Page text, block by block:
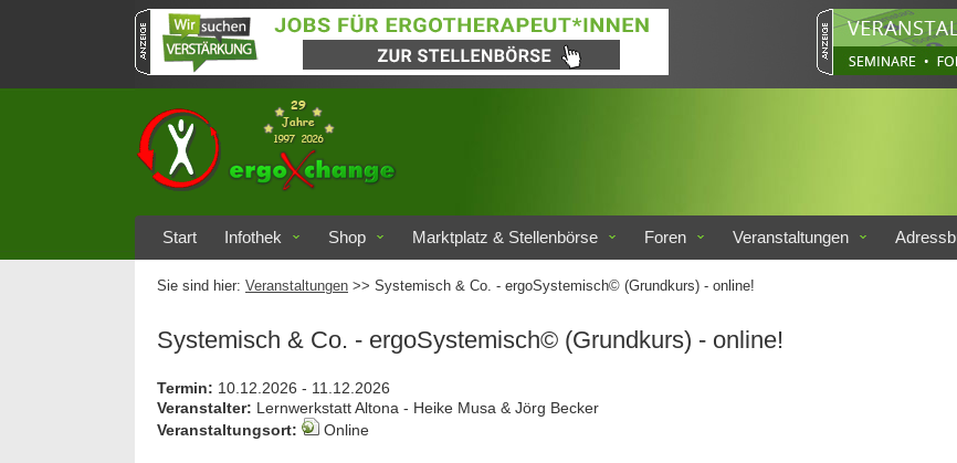
Start Infothek Shop Marktplatz & Stellenbörse Foren Veranstaltungen
Sie sind hier: Veranstaltungen >> Systemisch & Co. - ergoSystemisch© (Grundkurs) - online!
Systemisch & Co. - ergoSystemisch© (Grundkurs) - online!
Termin: 10.12.2026 - 11.12.2026
Veranstalter: Lernwerkstatt Altona - Heike Musa & Jörg Becker
Veranstaltungsort:
Online